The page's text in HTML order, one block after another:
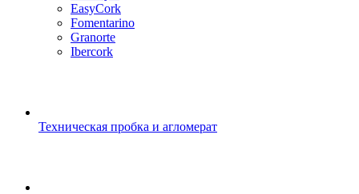
EasyCork
Fomentarino
Granorte
Ibercork
Техническая пробка и агломерат